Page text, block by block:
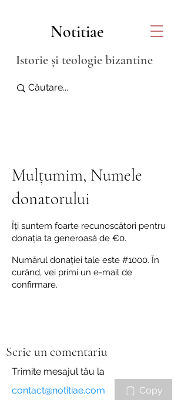
Notitiae
Istorie și teologie bizantine
Mulțumim, Numele
donatorului
Îți suntem foarte recunoscători pentru
donația ta generoasă de €0.
Numărul donației tale este #1000. În
curând, vei primi un e-mail de
confirmare.
Scrie un comentariu
Trimite mesajul tău la
contact@notitiae.com
Copy